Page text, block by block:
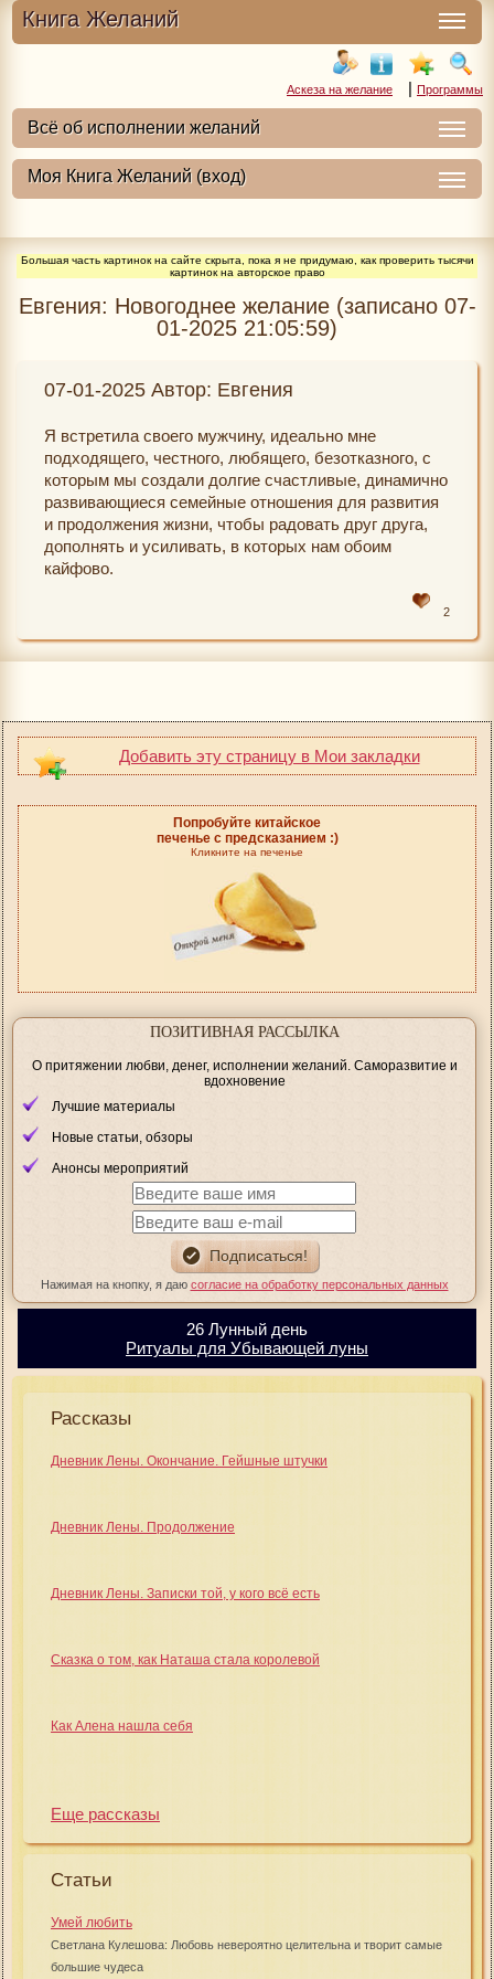
Книга Желаний
Аскеза на желание | Программы
Большая часть картинок на сайте скрыта, пока я не придумаю, как проверить тысячи
картинок на авторское право
Евгения: Новогоднее желание (записано 07-
01-2025 21:05:59)
07-01-2025 Автор: Евгения
Я встретила своего мужчину, идеально мне
подходящего, честного, любящего, безотказного, с
которым мы создали долгие счастливые, динамично
развивающиеся семейные отношения для развития
и продолжения жизни, чтобы радовать друг друга,
дополнять и усиливать, в которых нам обоим
кайфово.
2
Добавить эту страницу в Мои закладки
Попробуйте китайское
печенье с предсказанием :)
Кликните на печенье
ПОЗИТИВНАЯ РАССЫЛКА
О притяжении любви, денег, исполнении желаний. Саморазвитие и
вдохновение
Лучшие материалы
Новые статьи, обзоры
Анонсы мероприятий
Нажимая на кнопку, я даю согласие на обработку персональных данных
26 Лунный день
Ритуалы для Убывающей луны
Рассказы
Дневник Лены. Окончание. Гейшные штучки
Дневник Лены. Продолжение
Дневник Лены. Записки той, у кого всё есть
Сказка о том, как Наташа стала королевой
Как Алена нашла себя
Еще рассказы
Статьи
Умей любить
Светлана Кулешова: Любовь невероятно целительна и творит самые
большие чудеса